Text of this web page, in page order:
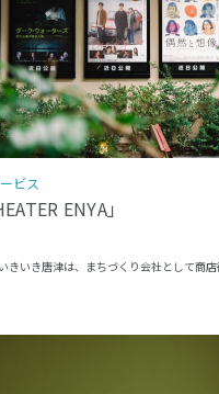
ビス
ENYA」
きいき唐津は、まちづくり会社として商